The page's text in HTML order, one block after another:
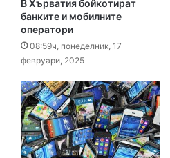
В Хърватия бойкотират
банките и мобилните
оператори
08:59ч, понеделник, 17
февруари, 2025